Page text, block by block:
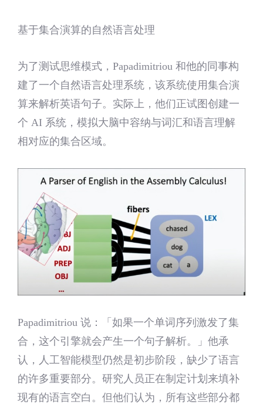
基于集合演算的自然语言处理
为了测试思维模式，Papadimitriou 和他的同事构
建了一个自然语言处理系统，该系统使用集合演
算来解析英语句子。实际上，他们正试图创建一
个 AI 系统，模拟大脑中容纳与词汇和语言理解
相对应的集合区域。
Papadimitriou 说：「如果一个单词序列激发了集
合，这个引擎就会产生一个句子解析。」他承
认，人工智能模型仍然是初步阶段，缺少了语言
的许多重要部分。研究人员正在制定计划来填补
现有的语言空白。但他们认为，所有这些部分都